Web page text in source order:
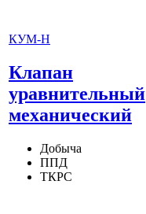
КУМ-Н
Клапан
уравнительный
механический
Добыча
ППД
ТКРС